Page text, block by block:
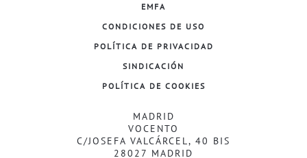
EMFA
CONDICIONES DE USO
POLÍTICA DE PRIVACIDAD
SINDICACIÓN
POLÍTICA DE COOKIES
MADRID
VOCENTO
C/JOSEFA VALCÁRCEL, 40 BIS
28027 MADRID